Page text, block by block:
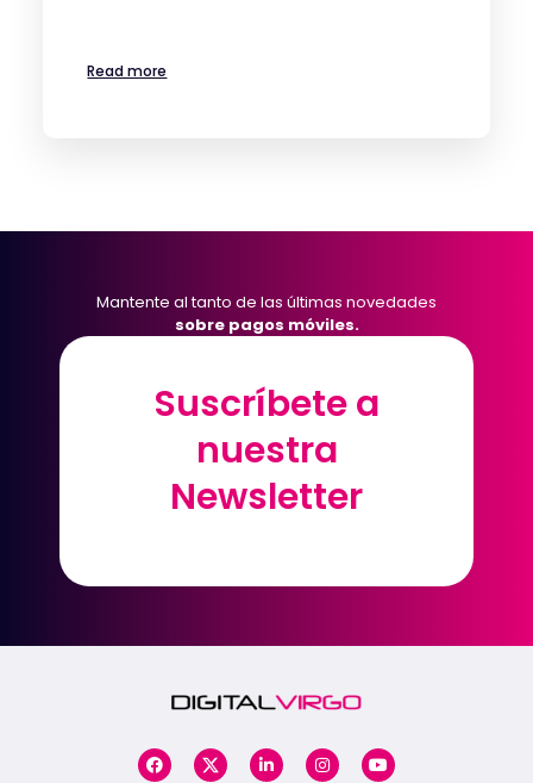
Read more
Mantente al tanto de las últimas novedades
sobre pagos móviles.
Suscríbete a
nuestra
Newsletter
Suscríbete a
nuestra
Newsletter